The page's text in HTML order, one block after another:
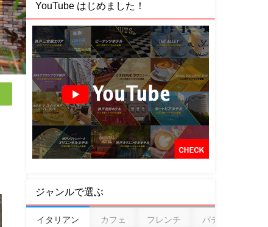
YouTube はじめました！
ジャンルで選ぶ
イタリアン カフェ フレンチ パティスリー